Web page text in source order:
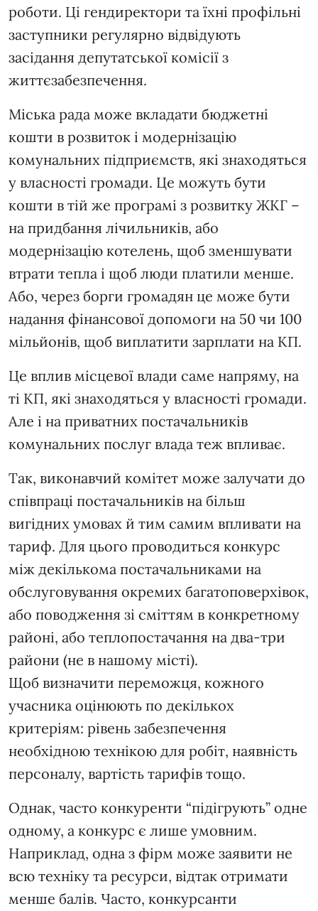
роботи. Ці гендиректори та їхні профільні
заступники регулярно відвідують
засідання депутатської комісії з
життєзабезпечення.
Міська рада може вкладати бюджетні
кошти в розвиток і модернізацію
комунальних підприємств, які знаходяться
у власності громади. Це можуть бути
кошти в тій же програмі з розвитку ЖКГ –
на придбання лічильників, або
модернізацію котелень, щоб зменшувати
втрати тепла і щоб люди платили менше.
Або, через борги громадян це може бути
надання фінансової допомоги на 50 чи 100
мільйонів, щоб виплатити зарплати на КП.
Це вплив місцевої влади саме напряму, на
ті КП, які знаходяться у власності громади.
Але і на приватних постачальників
комунальних послуг влада теж впливає.
Так, виконавчий комітет може залучати до
співпраці постачальників на більш
вигідних умовах й тим самим впливати на
тариф. Для цього проводиться конкурс
між декількома постачальниками на
обслуговування окремих багатоповерхівок,
або поводження зі сміттям в конкретному
районі, або теплопостачання на два-три
райони (не в нашому місті).
Щоб визначити переможця, кожного
учасника оцінюють по декількох
критеріям: рівень забезпечення
необхідною технікою для робіт, наявність
персоналу, вартість тарифів тощо.
Однак, часто конкуренти “підігрують” одне
одному, а конкурс є лише умовним.
Наприклад, одна з фірм може заявити не
всю техніку та ресурси, відтак отримати
менше балів. Часто, конкурсанти